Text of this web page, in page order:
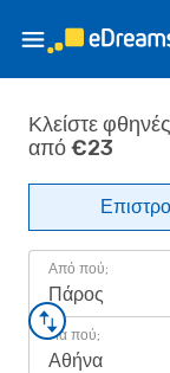
Κλείστε
από €23
Από πού;
Πάρος
Για πού;
Αθήνα